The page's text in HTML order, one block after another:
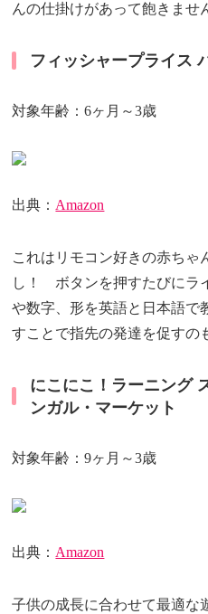
んの仕掛けがあって飽きませ
フィッシャープライス
対象年齢：6ヶ月～3歳
出典： Amazon
これはリモコン好きの赤ちゃ
し！ ボタンを押すたびにラ
や数字、形を英語と日本語で
すことで指先の発達を促すの
にこにこ！ラーニング
ンガル・マーケット
対象年齢：9ヶ月～3歳
出典： Amazon
子供の成長に合わせて最適な